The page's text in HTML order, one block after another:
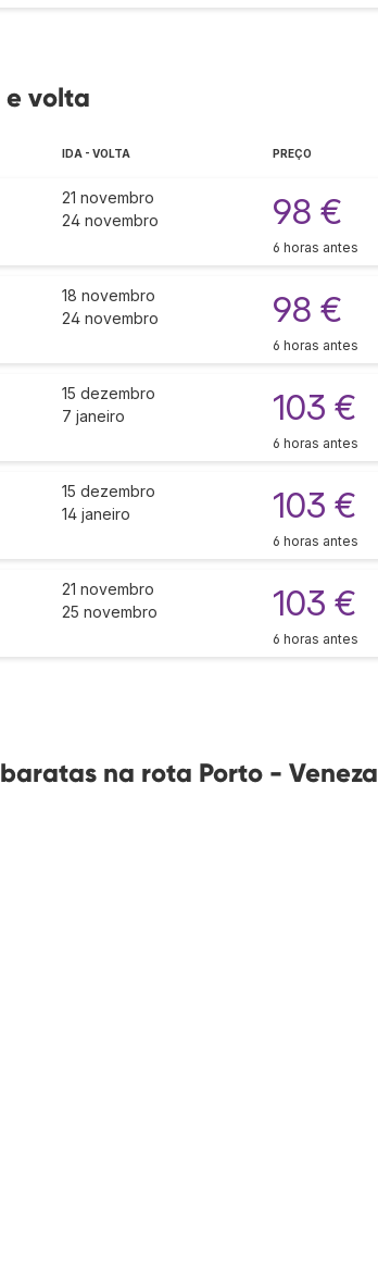
e volta
IDA - VOLTA PREÇO
21 novembro
24 novembro
98 €
6 horas antes
18 novembro
24 novembro
98 €
6 horas antes
15 dezembro
7 janeiro
103 €
6 horas antes
15 dezembro
14 janeiro
103 €
6 horas antes
21 novembro
25 novembro
103 €
6 horas antes
na rota Porto - Veneza